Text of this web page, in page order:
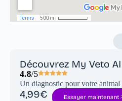
Découvrez My Veto AI
4.8/5
Un diagnostic pour votre animal
4,99€ Essayer maintenant